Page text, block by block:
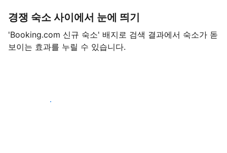
경쟁 숙소 사이에서 눈에 띄기
'Booking.com 신규 숙소' 배지로 검색 결과에서 숙소가 돋
보이는 효과를 누릴 수 있습니다.
지금 등록 시작하기